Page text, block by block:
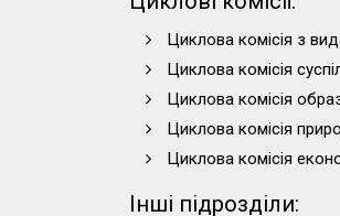
Циклова комісія з
Циклова комісія
Циклова комісія
Циклова комісія
Циклова комісія
Інші підрозділи: